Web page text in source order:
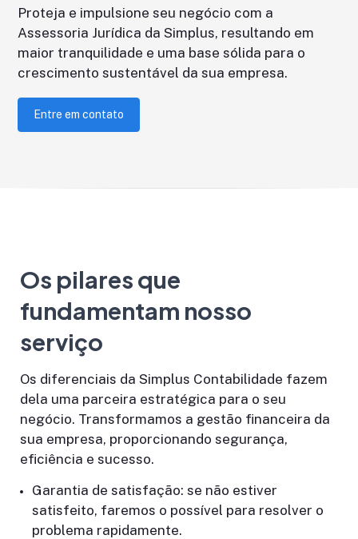
Proteja e impulsione seu negócio com a
Assessoria Jurídica da Simplus, resultando em
maior tranquilidade e uma base sólida para o
crescimento sustentável da sua empresa.
Entre em contato
Os pilares que
fundamentam nosso
serviço
Os diferenciais da Simplus Contabilidade fazem
dela uma parceira estratégica para o seu
negócio. Transformamos a gestão financeira da
sua empresa, proporcionando segurança,
eficiência e sucesso.
Garantia de satisfação: se não estiver
satisfeito, faremos o possível para resolver o
problema rapidamente.